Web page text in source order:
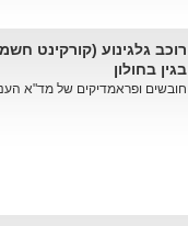
רוכב גלגינוע (קורקינט
בגין בחולון
חובשים ופראמדיקים של מד"א